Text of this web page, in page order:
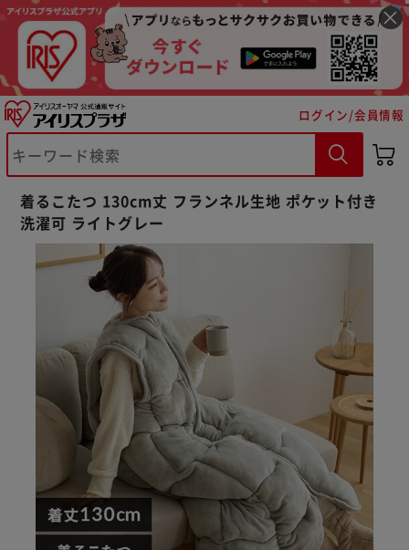
ログイン/会員情報
着るこたつ 130cm丈 フランネル生地 ポケット付き
洗濯可 ライトグレー
※ご確認ください
カートに入れる